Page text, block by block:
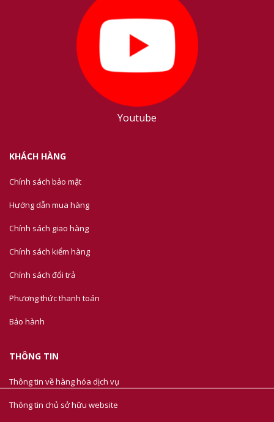
Youtube
KHÁCH HÀNG
Chính sách bảo mật
Hướng dẫn mua hàng
Chính sách giao hàng
Chính sách kiểm hàng
Chính sách đổi trả
Phương thức thanh toán
Bảo hành
THÔNG TIN
Thông tin về hàng hóa dịch vụ
Thông tin chủ sở hữu website